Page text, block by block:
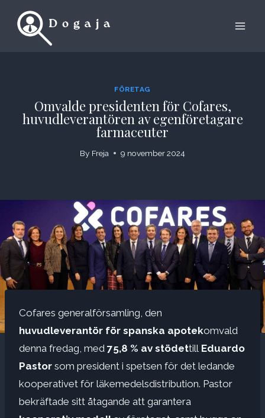
FÖRETAG
Omvalde presidenten för Cofares,
huvudleverantören av egenföretagare
farmaceuter
By Freja 9 november 2024
Cofares generalförsamling, den
huvudleverantör för spanska apotekomvald
denna fredag, med 75,8 % av stödettill Eduardo
Pastor som president i spetsen för det ledande
kooperativet för läkemedelsdistribution. Pastor
bekräftade sitt åtagande att garantera